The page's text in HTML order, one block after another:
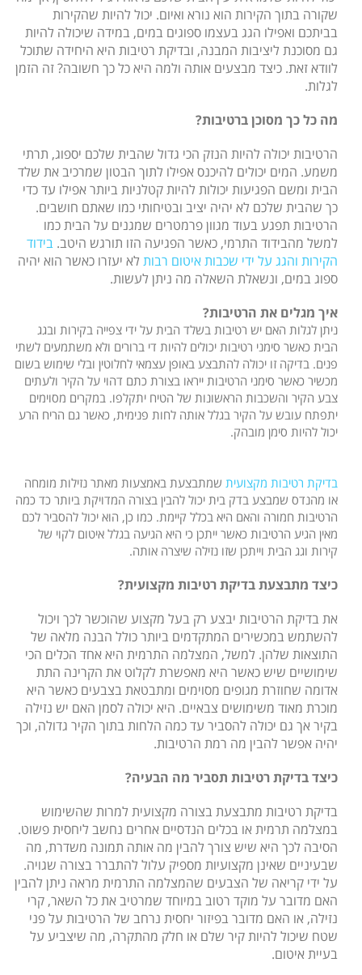
שקורה בתוך הקירות הוא נורא ואיום. יכול להיות שהקירות
בביתכם ואפילו הגג בעצמו ספוגים במים, במידה שיכולה להיות
גם מסוכנת ליציבות המבנה, ובדיקת רטיבות היא היחידה שתוכל
לוודא זאת. כיצד מבצעים אותה ולמה היא כל כך חשובה? זה הזמן
לגלות.
מה כל כך מסוכן ברטיבות?
הרטיבות יכולה להיות הנזק הכי גדול שהבית שלכם יספוג, תרתי
משמע. המים יכולים להיכנס אפילו לתוך הבטון שמרכיב את שלד
הבית ומשם הפגיעות יכולות להיות קטלניות ביותר אפילו עד כדי
כך שהבית שלכם לא יהיה יציב ובטיחותי כמו שאתם חושבים.
הרטיבות תפגע בעוד מגוון פרמטרים שמגנים על הבית כמו
למשל מהבידוד התרמי, כאשר הפגיעה הזו תורגש היטב. בידוד
הקירות והגג על ידי שכבות איטום רבות לא יעזרו כאשר הוא יהיה
ספוג במים, ונשאלת השאלה מה ניתן לעשות.
איך מגלים את הרטיבות?
ניתן לגלות האם יש רטיבות בשלד הבית על ידי צפייה בקירות ובגג
הבית כאשר סימני רטיבות יכולים להיות די ברורים ולא משתמעים לשתי
פנים. בדיקה זו יכולה להתבצע באופן עצמאי לחלוטין ובלי שימוש בשום
מכשיר כאשר סימני הרטיבות ייראו בצורת כתם דהוי על הקיר ולעתים
צבע הקיר והשכבות הראשונות של הטיח יתקלפו. במקרים מסוימים
יתפתח עובש על הקיר בגלל אותה לחות פנימית, כאשר גם הריח הרע
יכול להיות סימן מובהק.
בדיקת רטיבות מקצועית שמתבצעת באמצעות מאתר נזילות מומחה
או מהנדס שמבצע בדק בית יכול להבין בצורה המדויקת ביותר כד כמה
הרטיבות חמורה והאם היא בכלל קיימת. כמו כן, הוא יכול להסביר לכם
מאין הגיע הרטיבות כאשר ייתכן כי היא הגיעה בגלל איטום לקוי של
קירות וגג הבית וייתכן שזו נזילה שיצרה אותה.
כיצד מתבצעת בדיקת רטיבות מקצועית?
את בדיקת הרטיבות יבצע רק בעל מקצוע שהוכשר לכך ויכול
להשתמש במכשירים המתקדמים ביותר כולל הבנה מלאה של
התוצאות שלהן. למשל, המצלמה התרמית היא אחד הכלים הכי
שימושיים שיש כאשר היא מאפשרת לקלוט את הקרינה התת
אדומה שחוזרת מגופים מסוימים ומתבטאת בצבעים כאשר היא
מוכרת מאוד משימושים צבאיים. היא יכולה לסמן האם יש נזילה
בקיר אך גם יכולה להסביר עד כמה הלחות בתוך הקיר גדולה, וכך
יהיה אפשר להבין מה רמת הרטיבות.
כיצד בדיקת רטיבות תסביר מה הבעיה?
בדיקת רטיבות מתבצעת בצורה מקצועית למרות שהשימוש
במצלמה תרמית או בכלים הנדסיים אחרים נחשב ליחסית פשוט.
הסיבה לכך היא שיש צורך להבין מה אותה תמונה משדרת, מה
שבעיניים שאינן מקצועיות מספיק עלול להתברר בצורה שגויה.
על ידי קריאה של הצבעים שהמצלמה התרמית מראה ניתן להבין
האם מדובר על מוקד רטוב במיוחד שמרטיב את כל השאר, קרי
נזילה, או האם מדובר בפיזור יחסית נרחב של הרטיבות על פני
שטח שיכול להיות קיר שלם או חלק מהתקרה, מה שיצביע על
בעיית איטום.